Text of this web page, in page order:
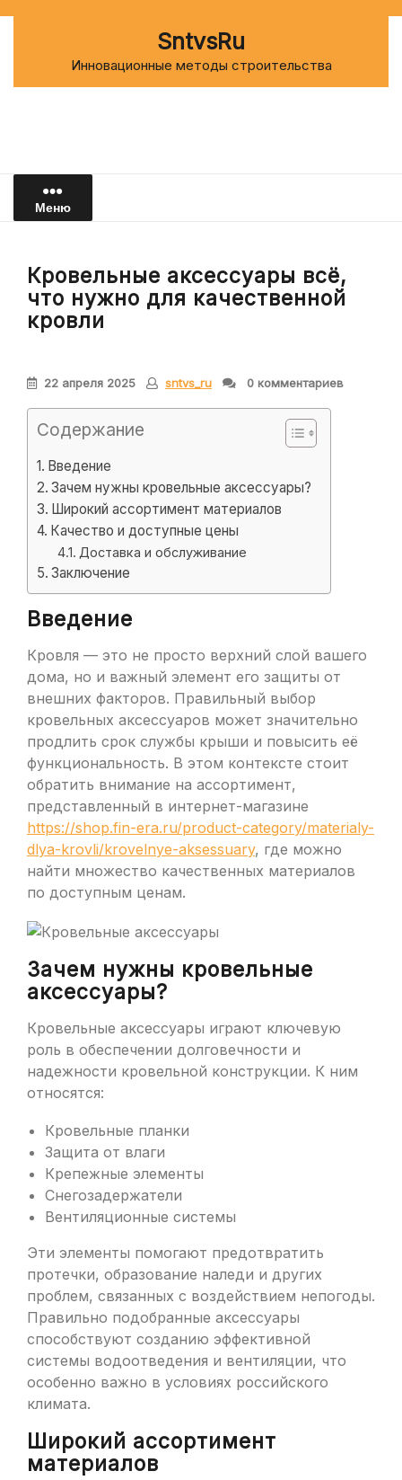
SntvsRu
Инновационные методы строительства
Меню
Кровельные аксессуары всё,
что нужно для качественной
кровли
22 апреля 2025 sntvs_ru 0 комментариев
Содержание
Введение
Зачем нужны кровельные аксессуары?
Широкий ассортимент материалов
Качество и доступные цены
Доставка и обслуживание
Заключение
Введение
Кровля — это не просто верхний слой вашего
дома, но и важный элемент его защиты от
внешних факторов. Правильный выбор
кровельных аксессуаров может значительно
продлить срок службы крыши и повысить её
функциональность. В этом контексте стоит
обратить внимание на ассортимент,
представленный в интернет-магазине
https://shop.fin-era.ru/product-category/materialy-
dlya-krovli/krovelnye-aksessuary, где можно
найти множество качественных материалов
по доступным ценам.
Зачем нужны кровельные
аксессуары?
Кровельные аксессуары играют ключевую
роль в обеспечении долговечности и
надежности кровельной конструкции. К ним
относятся:
Кровельные планки
Защита от влаги
Крепежные элементы
Снегозадержатели
Вентиляционные системы
Эти элементы помогают предотвратить
протечки, образование наледи и других
проблем, связанных с воздействием непогоды.
Правильно подобранные аксессуары
способствуют созданию эффективной
системы водоотведения и вентиляции, что
особенно важно в условиях российского
климата.
Широкий ассортимент
материалов